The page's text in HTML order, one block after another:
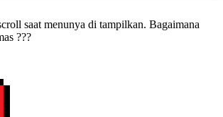
saat menunya di tampilkan. Bagaimana
???